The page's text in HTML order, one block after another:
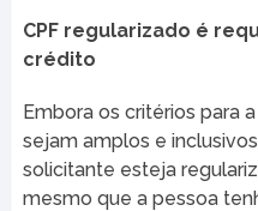
CPF regularizado é
crédito
Embora os critérios para
sejam amplos e
solicitante esteja
mesmo que a pessoa